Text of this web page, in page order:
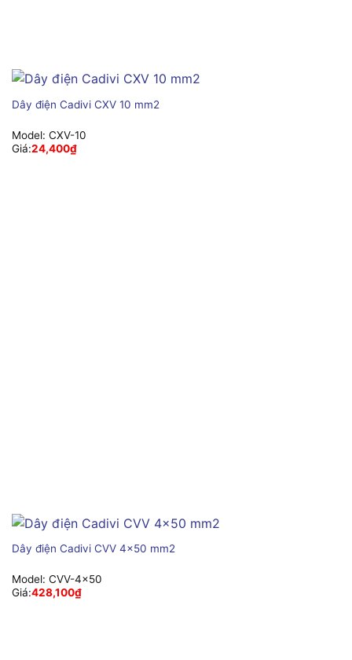
Dây điện Cadivi CXV 10 mm2
Model: CXV-10
Giá:24,400₫
Dây điện Cadivi CVV 4×50 mm2
Model: CVV-4×50
Giá:428,100₫